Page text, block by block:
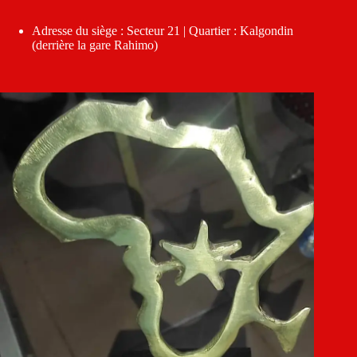
Adresse du siège : Secteur 21 | Quartier : Kalgondin
(derrière la gare Rahimo)